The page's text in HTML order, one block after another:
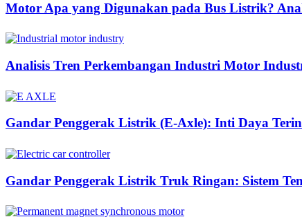
Motor Apa yang Digunakan pada Bus Listrik?
Analisis Tren Perkembangan Industri Motor
Gandar Penggerak Listrik (E-Axle): Inti Daya
Gandar Penggerak Listrik Truk Ringan: Sistem